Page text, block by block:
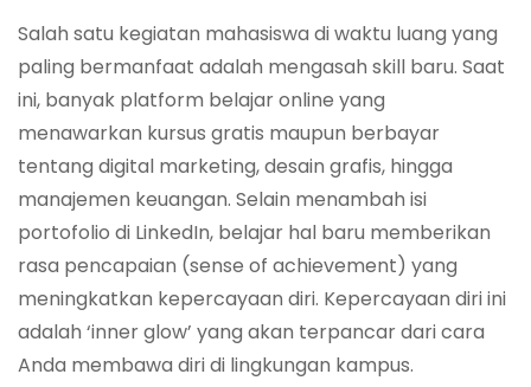
Salah satu kegiatan mahasiswa di waktu luang yang
paling bermanfaat adalah mengasah skill baru. Saat
ini, banyak platform belajar online yang
menawarkan kursus gratis maupun berbayar
tentang digital marketing, desain grafis, hingga
manajemen keuangan. Selain menambah isi
portofolio di LinkedIn, belajar hal baru memberikan
rasa pencapaian (sense of achievement) yang
meningkatkan kepercayaan diri. Kepercayaan diri ini
adalah ‘inner glow’ yang akan terpancar dari cara
Anda membawa diri di lingkungan kampus.